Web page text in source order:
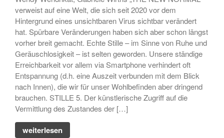
Installation, Skulptur
• Ausstellung DORTMUNDER
EXPORT 2.0 – »TAKE ME TO
CHURCH« – Malerei,
Fotografie, Installation, Objekt
• Ausstellung –
»OHDUFRÖHLICHE« –
Malerei, Grafik, Objekt,
Fotografie, Performance
verweist auf eine Welt, die sich seit 2020 vor dem
Hintergrund eines unsichtbaren Virus sichtbar verändert
hat. Spürbare Veränderungen haben sich aber schon längst
vorher breit gemacht. Echte Stille – im Sinne von Ruhe und
Geräuschlosigkeit – ist selten geworden. Unsere ständige
Erreichbarkeit vor allem via Smartphone verhindert oft
Entspannung (d.h. eine Auszeit verbunden mit dem Blick
nach Innen), die wir für unser Wohlbefinden aber dringend
brauchen. STILLE 5. Der künstlerische Zugriff auf die
Vermittlung des Zustandes der […]
weiterlesen